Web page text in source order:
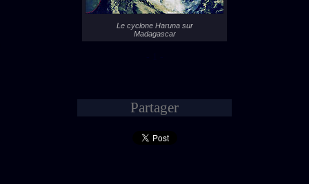
Le cyclone Haruna sur
Madagascar
Partager